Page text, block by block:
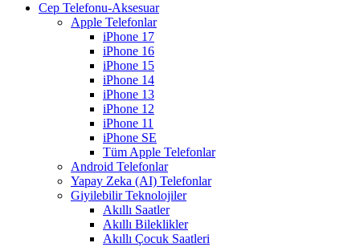
Cep Telefonu-Aksesuar
Apple Telefonlar
iPhone 17
iPhone 16
iPhone 15
iPhone 14
iPhone 13
iPhone 12
iPhone 11
iPhone SE
Tüm Apple Telefonlar
Android Telefonlar
Yapay Zeka (AI) Telefonlar
Giyilebilir Teknolojiler
Akıllı Saatler
Akıllı Bileklikler
Akıllı Çocuk Saatleri